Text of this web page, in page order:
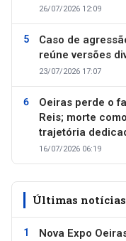
26/07/2026 12:09
Caso de
reúne versões
23/07/2026 17:07
Oeiras perde o
Reis; morte
trajetória
16/07/2026 06:19
Últimas notícias
Nova Expo